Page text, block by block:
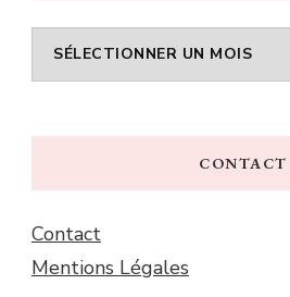
Archives
CONTACT
Contact
Mentions Légales